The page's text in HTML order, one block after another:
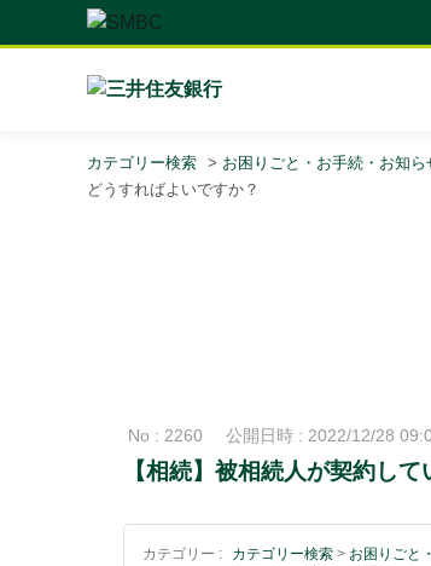
カテゴリー検索 > お困りごと・お手続・お知ら
どうすればよいですか？
No : 2260 公開日時 : 2022/12/28
【相続】被相続人が契約し
カテゴリー : カテゴリー検索 > お困りごと